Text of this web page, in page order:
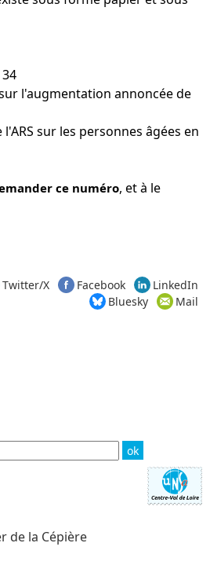
l'augmentation annoncée de
sur les personnes âgées en
ce numéro, et à le
Twitter/X Facebook
LinkedIn
Bluesky
Mail
de la Cépière